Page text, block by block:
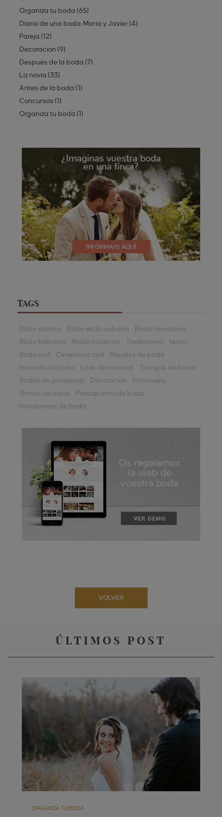
Organiza tu boda (65)
Diario de una boda: María y Javier(4)
Pareja (12)
Decoración (9)
Después de la boda (7)
La novia (33)
Antes de la boda (1)
Concursos (1)
Organiza tu boda (1)
TAGS
Boda exótica Boda estilo cubano
Boda hawaiana
Boda balinesa
Boda moderna Tradiciones
Novia
Boda civil
Ceremonia civil
Rituales de boda
Invitada de boda
Look de invitada
Testigos de boda
Bodas de primavera
Decoración
Primavera
Ramos de novia
Presupuesto de boda
Invitaciones de boda
VOLVER
ÚLTIMOS POST
ORGANIZA TU BODA